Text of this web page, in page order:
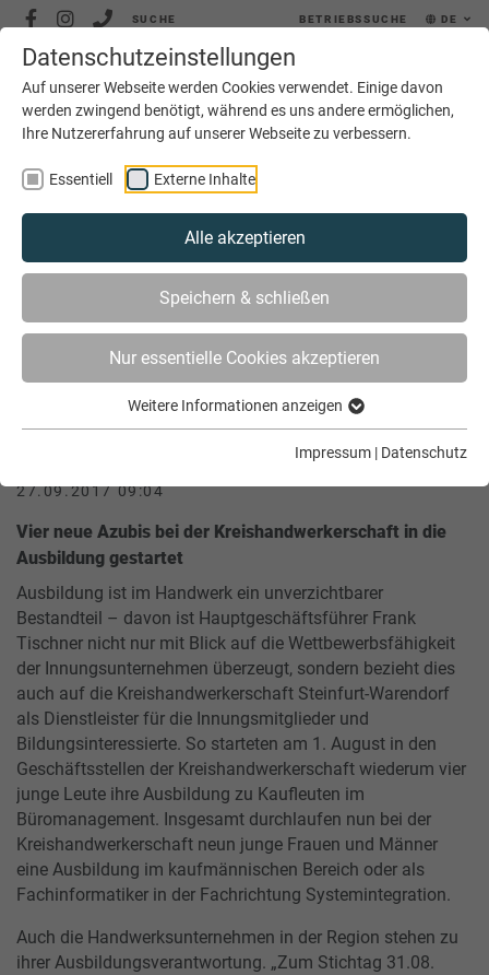
Datenschutzeinstellungen
Auf unserer Webseite werden Cookies verwendet. Einige davon
werden zwingend benötigt, während es uns andere ermöglichen,
Ihre Nutzererfahrung auf unserer Webseite zu verbessern.
Essentiell Externe Inhalte
Alle akzeptieren
Speichern & schließen
Nur essentielle Cookies akzeptieren
Weitere Informationen anzeigen
Impressum | Datenschutz
SUCHE BETRIEBSSUCHE DE
MENÜ
AKTUELLES
AUSBILDUNG GEHÖRT ZUM HANDWERK
Ausbildung gehört zum Handwerk
27.09.2017 09:04
Vier neue Azubis bei der Kreishandwerkerschaft in die
Ausbildung gestartet
Ausbildung ist im Handwerk ein unverzichtbarer
Bestandteil – davon ist Hauptgeschäftsführer Frank
Tischner nicht nur mit Blick auf die Wettbewerbsfähigkeit
der Innungsunternehmen überzeugt, sondern bezieht dies
auch auf die Kreishandwerkerschaft Steinfurt-Warendorf
als Dienstleister für die Innungsmitglieder und
Bildungsinteressierte. So starteten am 1. August in den
Geschäftsstellen der Kreishandwerkerschaft wiederum vier
junge Leute ihre Ausbildung zu Kaufleuten im
Büromanagement. Insgesamt durchlaufen nun bei der
Kreishandwerkerschaft neun junge Frauen und Männer
eine Ausbildung im kaufmännischen Bereich oder als
Fachinformatiker in der Fachrichtung Systemintegration.
Auch die Handwerksunternehmen in der Region stehen zu
ihrer Ausbildungsverantwortung. „Zum Stichtag 31.08.